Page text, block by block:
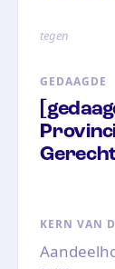
tegen
GEDAAGDE
KERN VAN